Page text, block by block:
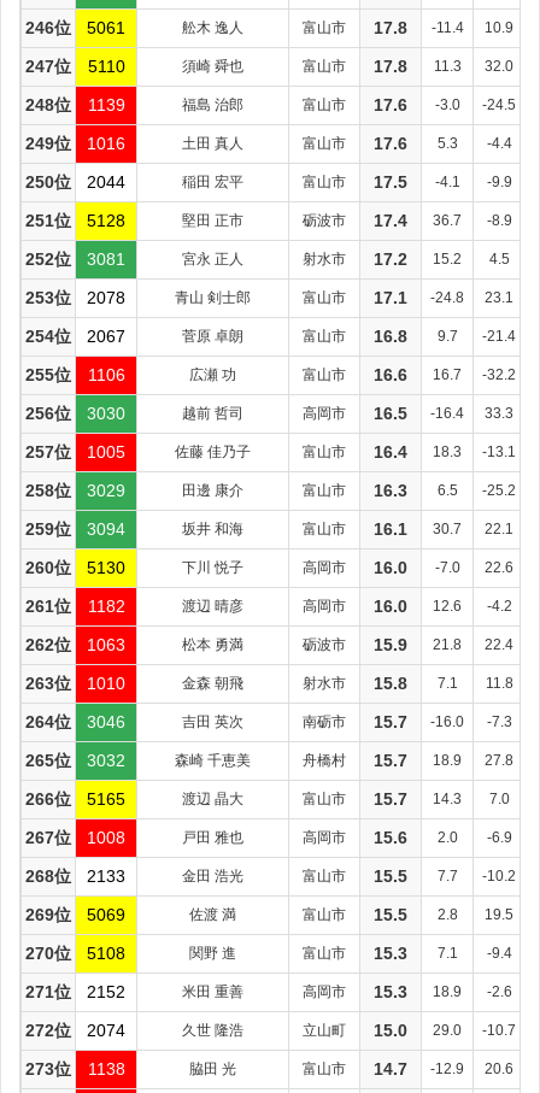
246位 5061 舩木 逸人 富山市 17.8 -11.4 10.9
247位 5110 須崎 舜也 富山市 17.8 11.3 32.0
248位 1139 福島 治郎 富山市 17.6 -3.0 -24.5
249位 1016 土田 真人 富山市 17.6 5.3 -4.4
250位 2044 稲田 宏平 富山市 17.5 -4.1 -9.9
251位 5128 堅田 正市 砺波市 17.4 36.7 -8.9
252位 3081 宮永 正人 射水市 17.2 15.2 4.5
253位 2078 青山 剣士郎 富山市 17.1 -24.8 23.1
254位 2067 菅原 卓朗 富山市 16.8 9.7 -21.4
255位 1106 広瀬 功 富山市 16.6 16.7 -32.2
256位 3030 越前 哲司 高岡市 16.5 -16.4 33.3
257位 1005 佐藤 佳乃子 富山市 16.4 18.3 -13.1
258位 3029 田邊 康介 富山市 16.3 6.5 -25.2
259位 3094 坂井 和海 富山市 16.1 30.7 22.1
260位 5130 下川 悦子 高岡市 16.0 -7.0 22.6
261位 1182 渡辺 晴彦 高岡市 16.0 12.6 -4.2
262位 1063 松本 勇満 砺波市 15.9 21.8 22.4
263位 1010 金森 朝飛 射水市 15.8 7.1 11.8
264位 3046 吉田 英次 南砺市 15.7 -16.0 -7.3
265位 3032 森崎 千恵美 舟橋村 15.7 18.9 27.8
266位 5165 渡辺 晶大 富山市 15.7 14.3 7.0
267位 1008 戸田 雅也 高岡市 15.6 2.0 -6.9
268位 2133 金田 浩光 富山市 15.5 7.7 -10.2
269位 5069 佐渡 満 富山市 15.5 2.8 19.5
270位 5108 関野 進 富山市 15.3 7.1 -9.4
271位 2152 米田 重善 高岡市 15.3 18.9 -2.6
272位 2074 久世 隆浩 立山町 15.0 29.0 -10.7
273位 1138 脇田 光 富山市 14.7 -12.9 20.6